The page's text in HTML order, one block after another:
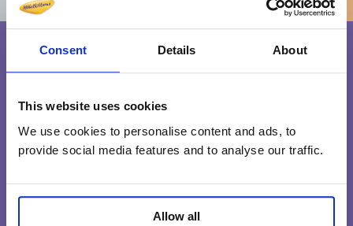
Consent Details About
This website uses cookies
We use cookies to personalise content and ads, to
provide social media features and to analyse our traffic.
Allow all